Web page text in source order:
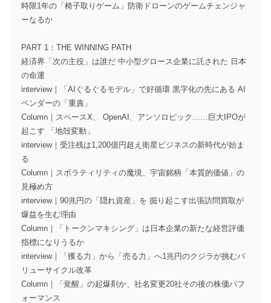
時限1年の「椅子取りゲーム」防衛ドローンのゲームチェンジャ
ーなるか
PART 1：THE WINNING PATH
経済界「次の主役」は誰だ 中小型グロース企業に託された 日本
の命運
interview｜「AIぐるぐるモデル」で好循環 黒字化の先にある AI
ベンダーの「重責」
Column｜スペースX、 OpenAI、アンソロピック……巨大IPOが
起こす 「地殻変動」
interview｜受注残は1,200億円超え衛星ビジネスの新時代が始ま
る
Column｜スボラティリティの魔境、宇宙銘柄「本質的価値」の
見極め方
interview｜90兆円の「隠れ資産」を 掘り起こす出張訪問買取が
爆益を生む理由
Column｜「トークンマキシング」は日本企業の新たな経営評価
指標になりうるか
interview｜「獲る力」から「売る力」へ1兆円のクジラが挑むバ
リューサイクル改革
Column｜「覚醒」の起爆剤か、社名変更20社その後の株価パフ
ォーマンス